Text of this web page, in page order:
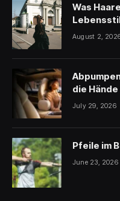
Was
August 2,
die
July 29, 2026
Pfeile im
June 23, 2026